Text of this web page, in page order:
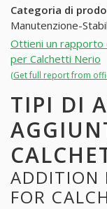
Categoria di
Manutenzione-
Ottieni un rapporto
per Calchetti Nerio
(Get full report from
TIPI DI
ADDITION
FOR